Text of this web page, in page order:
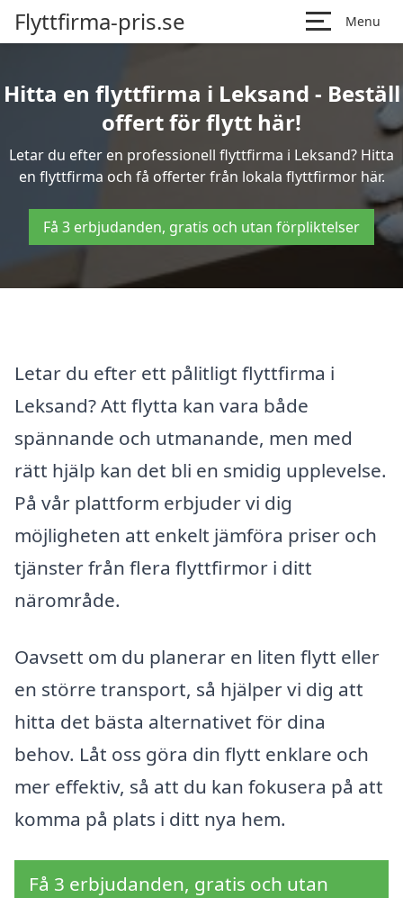
Flyttfirma-pris.se Menu
Hitta en flyttfirma i Leksand - Beställ
offert för flytt här!
Letar du efter en professionell flyttfirma i Leksand? Hitta
en flyttfirma och få offerter från lokala flyttfirmor här.
Få 3 erbjudanden, gratis och utan förpliktelser
Letar du efter ett pålitligt flyttfirma i
Leksand? Att flytta kan vara både
spännande och utmanande, men med
rätt hjälp kan det bli en smidig upplevelse.
På vår plattform erbjuder vi dig
möjligheten att enkelt jämföra priser och
tjänster från flera flyttfirmor i ditt
närområde.
Oavsett om du planerar en liten flytt eller
en större transport, så hjälper vi dig att
hitta det bästa alternativet för dina
behov. Låt oss göra din flytt enklare och
mer effektiv, så att du kan fokusera på att
komma på plats i ditt nya hem.
Få 3 erbjudanden, gratis och utan